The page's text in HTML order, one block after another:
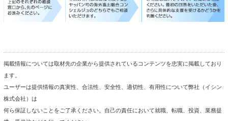
掲載情報については取材先の企業から提供されているコンテンツを忠実に掲載しており
ます。
ユーザーは提供情報の真実性、合法性、安全性、適切性、有用性について弊社（イシン
株式会社）は
何ら保証しないことをご了承ください。自己の責任において就職、転職、投資、業務提